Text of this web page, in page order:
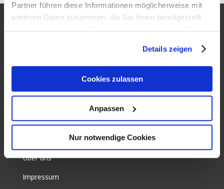
Partner führen diese Informationen möglicherweise mit
weiteren Daten zusammen, die Sie ihnen bereitgestellt
haben oder die sie im Rahmen Ihrer Nutzung der Dienste
Details zeigen
Cookies zulassen
Anpassen
Nur notwendige Cookies
Personalanfrage
Kontakt
Über uns
Impressum